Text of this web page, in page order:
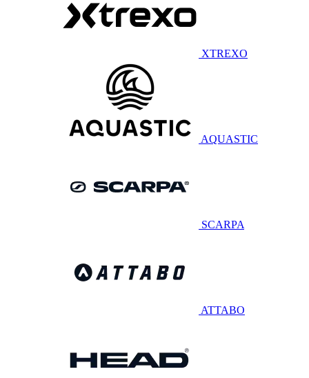
XTREXO
AQUASTIC
SCARPA
ATTABO